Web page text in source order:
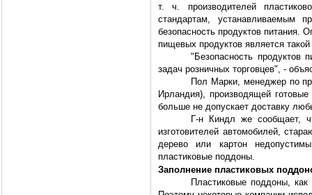
т. ч. производителей
стандартам, устанавливаемым
безопасность продуктов питания.
пищевых продуктов является
"Безопасность продуктов
задач розничных торговцев", -
Пол Марки, менеджер по
Ирландия), производящей
больше не допускает доставку
Г-н Киндл же сообщает,
изготовителей автомобилей,
дерево или картон
пластиковые поддоны.
Заполнение пластиковых
Пластиковые поддоны,